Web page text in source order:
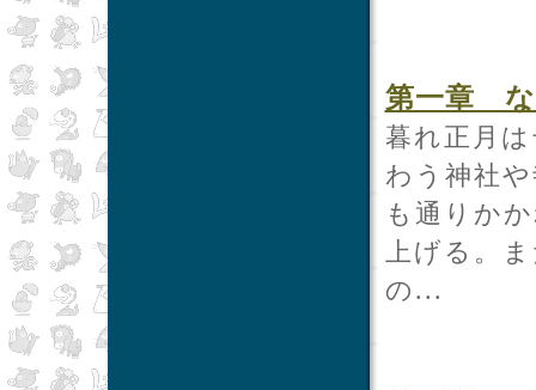
第一章 な
暮れ正月
わう神社
も通りか
上げる。
の...